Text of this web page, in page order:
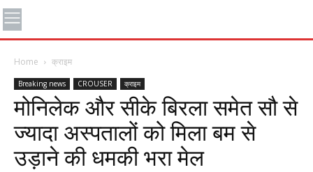
Home क्राइम
Breaking news CROUSER क्राइम
मोनिलेक और सीके बिरला समेत सौ से
ज्यादा अस्पतालों को मिला बम से
उड़ाने की धमकी भरा मेल